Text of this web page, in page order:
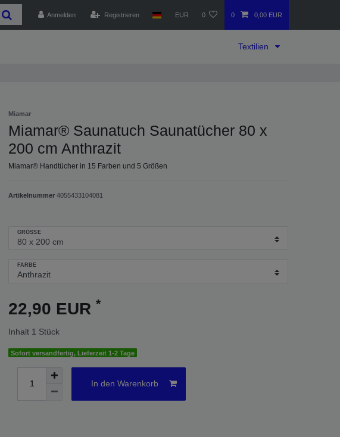
Anmelden Registrieren EUR 0 0 0,00 EUR
Textilien
Miamar
Miamar® Saunatuch Saunatücher 80 x
200 cm Anthrazit
Miamar® Handtücher in 15 Farben und 5 Größen
Artikelnummer 4055433104081
GRÖSSE
FARBE
22,90 EUR *
Inhalt 1 Stück
Sofort versandfertig, Lieferzeit 1-2 Tage
In den Warenkorb